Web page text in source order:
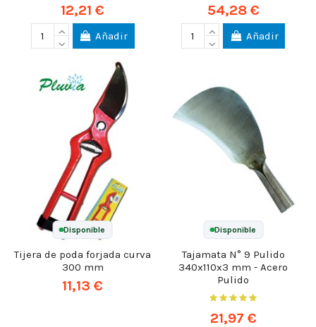
12,21 €
Añadir
54,28 €
Añadir
Disponible
Tijera de poda forjada curva
300 mm
11,13 €
Disponible
Tajamata N° 9 Pulido
340x110x3 mm - Acero
Pulido
21,97 €